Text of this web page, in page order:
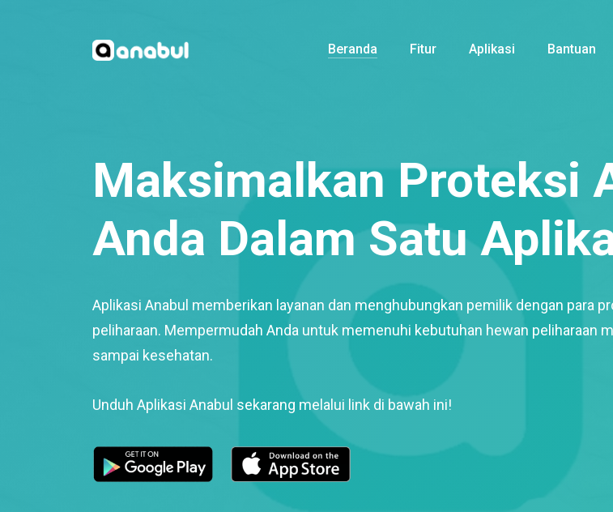
Beranda Fitur Aplikasi Bantuan
Maksimalkan Proteksi
Anda Dalam Satu
Aplikasi Anabul memberikan layanan dan menghubungkan pemilik dengan para
peliharaan. Mempermudah Anda untuk memenuhi kebutuhan hewan peliharaan
sampai kesehatan.
Unduh Aplikasi Anabul sekarang melalui link di bawah ini!